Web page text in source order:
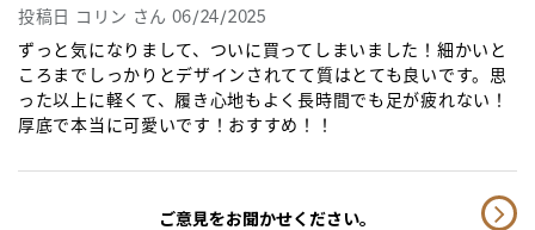
投稿日 コリン さん 06/24/2025
ずっと気になりまして、ついに買ってしまいました！細かいと
ころまでしっかりとデザインされてて質はとても良いです。思
った以上に軽くて、履き心地もよく長時間でも足が疲れない！
厚底で本当に可愛いです！おすすめ！！
ご意見をお聞かせください。